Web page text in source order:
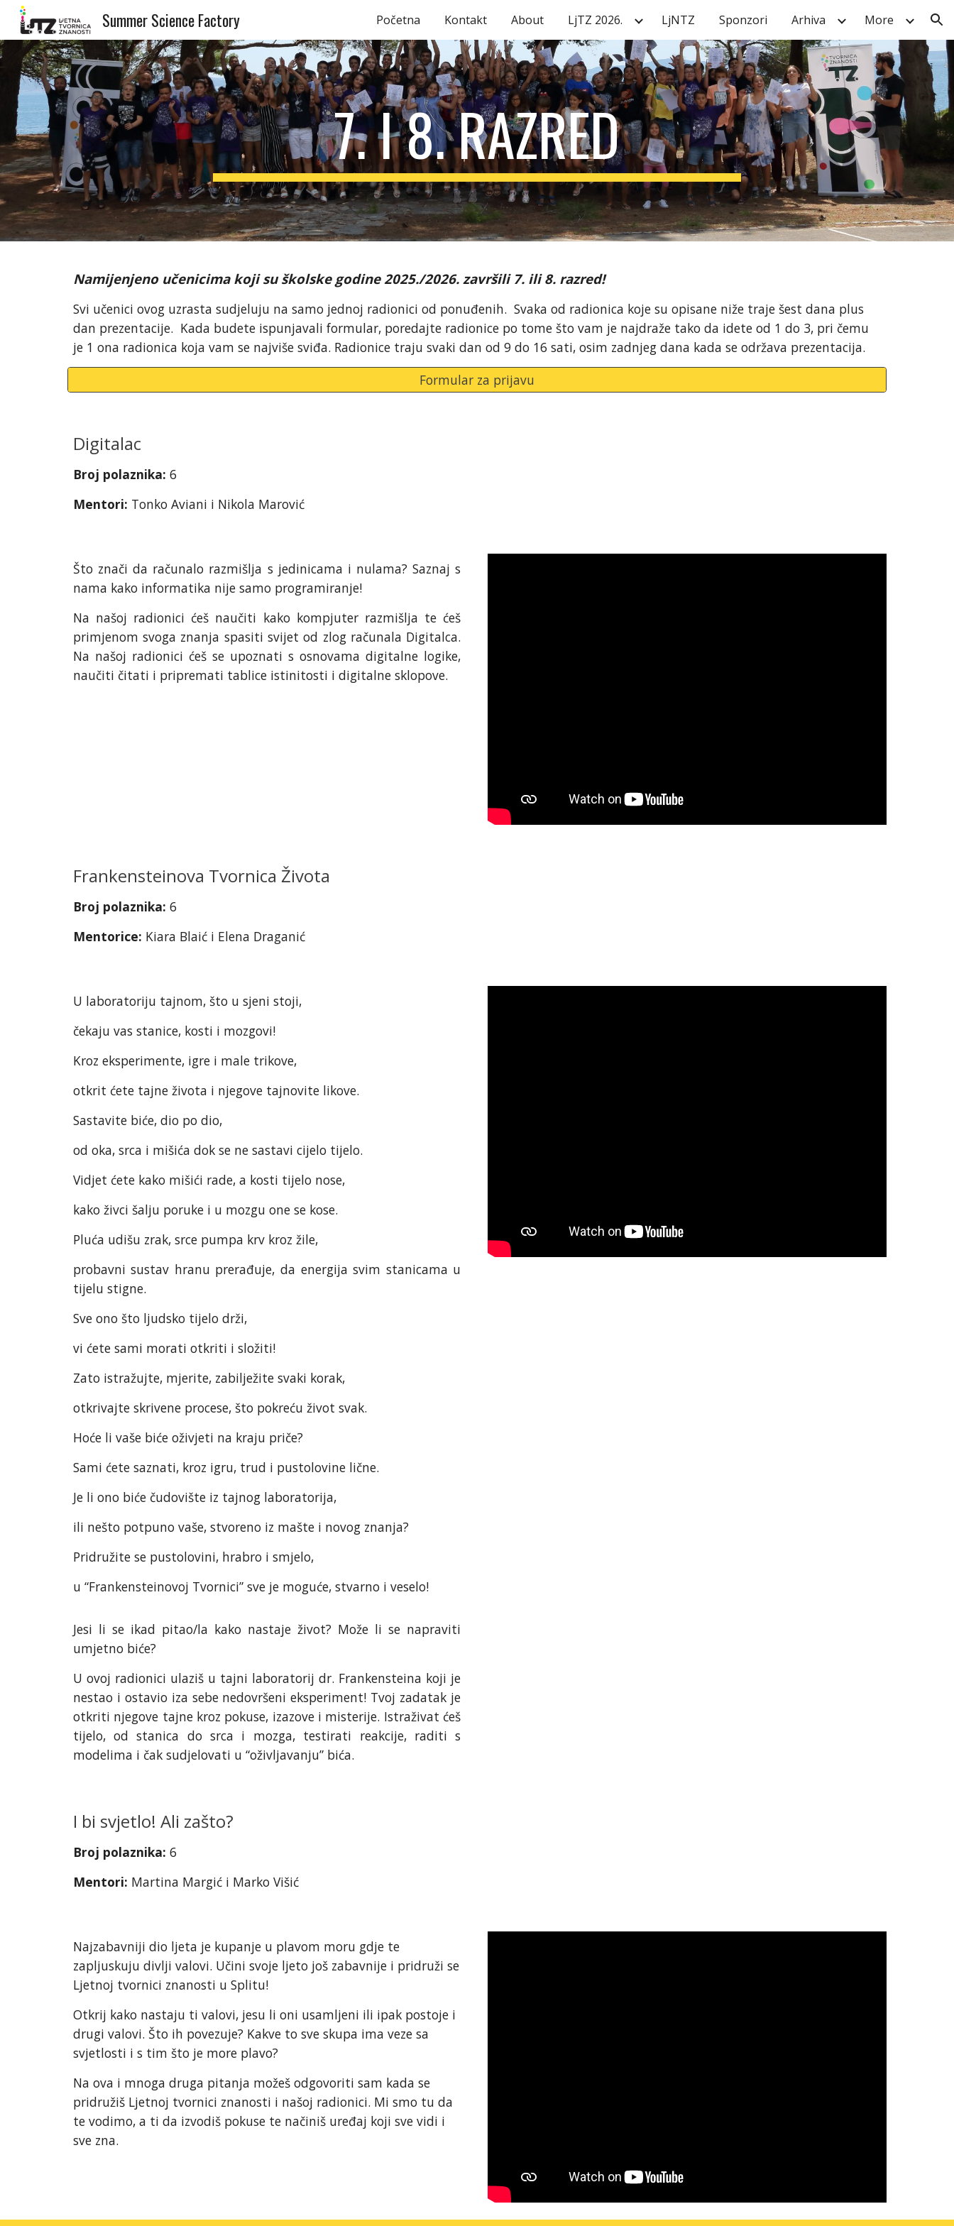
Skip to main content Skip to navigation
Summer Science Factory Početna Kontakt About LjTZ 2026. LjNTZ Sponzori Arhiva More
7. I8. RAZRED
Namijenjeno učenicima koji su školske godine 2025./2026. završili 7. ili8. razred!
Svi učenici ovog uzrasta sudjeluju na samo jednoj radionici od ponuđenih. Svaka od radionica koje su opisane niže traje šest dana plus
dan prezentacije. Kada budete ispunjavali formular, poredajte radionice po tome što vam je najdraže tako da idete od 1 do 3, pri čemu
je 1 ona radionica koja vam se najviše sviđa. Radionice traju svaki dan od 9 do 16 sati, osim zadnjeg dana kada se održava prezentacija.
Formular za prijavu
Digitalac
Broj polaznika: 6
Mentori: Tonko Aviani i Nikola Marović
Što znači da računalo razmišlja s jedinicama i nulama? Saznaj s
nama kako informatika nije samo programiranje!
Na našoj radionici ćeš naučiti kako kompjuter razmišlja te ćeš
primjenom svoga znanja spasiti svijet od zlog računala Digitalca.
Na našoj radionici ćeš se upoznati s osnovama digitalne logike,
naučiti čitati i pripremati tablice istinitosti i digitalne sklopove.
Frankensteinova Tvornica Života
Broj polaznika: 6
Mentorice: Kiara Blaić i Elena Draganić
U laboratoriju tajnom, što u sjeni stoji,
čekaju vas stanice, kosti i mozgovi!
Kroz eksperimente, igre i male trikove,
otkrit ćete tajne života i njegove tajnovite likove.
Sastavite biće, dio po dio,
od oka, srca i mišića dok se ne sastavi cijelo tijelo.
Vidjet ćete kako mišići rade, a kosti tijelo nose,
kako živci šalju poruke i u mozgu one se kose.
Pluća udišu zrak, srce pumpa krv kroz žile,
probavni sustav hranu prerađuje, da energija svim stanicama u
tijelu stigne.
Sve ono što ljudsko tijelo drži,
vi ćete sami morati otkriti i složiti!
Zato istražujte, mjerite, zabilježite svaki korak,
otkrivajte skrivene procese, što pokreću život svak.
Hoće li vaše biće oživjeti na kraju priče?
Sami ćete saznati, kroz igru, trud i pustolovine lične.
Je li ono biće čudovište iz tajnog laboratorija,
ili nešto potpuno vaše, stvoreno iz mašte i novog znanja?
Pridružite se pustolovini, hrabro i smjelo,
u “Frankensteinovoj Tvornici” sve je moguće, stvarno i veselo!
Jesi li se ikad pitao/la kako nastaje život? Može li se napraviti
umjetno biće?
U ovoj radionici ulaziš u tajni laboratorij dr. Frankensteina koji je
nestao i ostavio iza sebe nedovršeni eksperiment! Tvoj zadatak je
otkriti njegove tajne kroz pokuse, izazove i misterije. Istraživat ćeš
tijelo, od stanica do srca i mozga, testirati reakcije, raditi s
modelima i čak sudjelovati u “oživljavanju” bića.
I bi svjetlo! Ali zašto?
Broj polaznika: 6
Mentori: Martina Margić i Marko Višić
Najzabavniji dio ljeta je kupanje u plavom moru gdje te
zapljuskuju divlji valovi. Učini svoje ljeto još zabavnije i pridruži se
Ljetnoj tvornici znanosti u Splitu!
Otkrij kako nastaju ti valovi, jesu li oni usamljeni ili ipak postoje i
drugi valovi. Što ih povezuje? Kakve to sve skupa ima veze sa
svjetlosti i s tim što je more plavo?
Na ova i mnoga druga pitanja možeš odgovoriti sam kada se
pridružiš Ljetnoj tvornici znanosti i našoj radionici. Mi smo tu da
te vodimo, a ti da izvodiš pokuse te načiniš uređaj koji sve vidi i
sve zna.